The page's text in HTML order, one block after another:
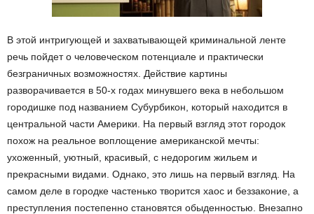
В этой интригующей и захватывающей криминальной ленте
речь пойдет о человеческом потенциале и практически
безграничных возможностях. Действие картины
разворачивается в 50-х годах минувшего века в небольшом
городишке под названием Субурбикон, который находится в
центральной части Америки. На первый взгляд этот городок
похож на реальное воплощение американской мечты:
ухоженный, уютный, красивый, с недорогим жильем и
прекрасными видами. Однако, это лишь на первый взгляд. На
самом деле в городке частенько творится хаос и беззаконие, а
преступления постепенно становятся обыденностью. Внезапно